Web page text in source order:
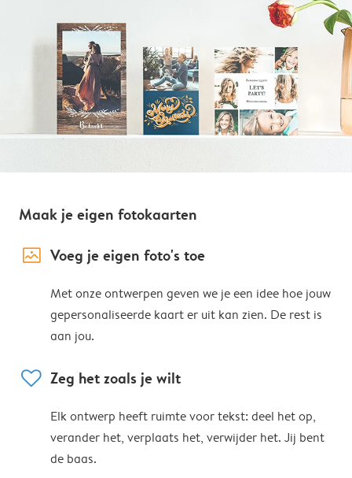
Maak je eigen fotokaarten
image_placeholder Voeg je eigen foto's toe
Met onze ontwerpen geven we je een idee hoe jouw
gepersonaliseerde kaart er uit kan zien. De rest is
aan jou.
heart Zeg het zoals je wilt
Elk ontwerp heeft ruimte voor tekst: deel het op,
verander het, verplaats het, verwijder het. Jij bent
de baas.